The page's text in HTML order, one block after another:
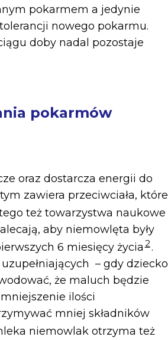
pokarmem a jedynie
nowego pokarmu.
doby nadal pozostaje
pokarmów
oraz dostarcza energii do
zawiera przeciwciała, które
też towarzystwa naukowe
aby niemowlęta były
6 miesięcy życia 2.
– gdy dziecko
że maluch będzie
ilości
mniej składników
niemowlak otrzyma też